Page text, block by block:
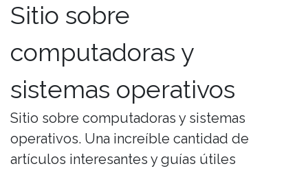
Sitio sobre
computadoras y
sistemas operativos
Sitio sobre computadoras y sistemas
operativos. Una increíble cantidad de
artículos interesantes y guías útiles